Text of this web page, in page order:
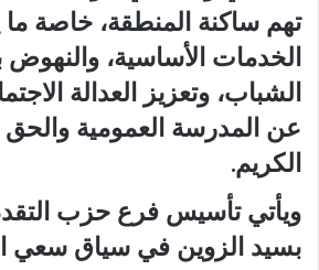
تهم ساكنة المنطقة، خاصة
الخدمات الأساسية، والنهوض
الشباب، وتعزيز العدالة
عن المدرسة العمومية والحق
الكريم.
ويأتي تأسيس فرع حزب
بسيد الزوين في سياق سعي